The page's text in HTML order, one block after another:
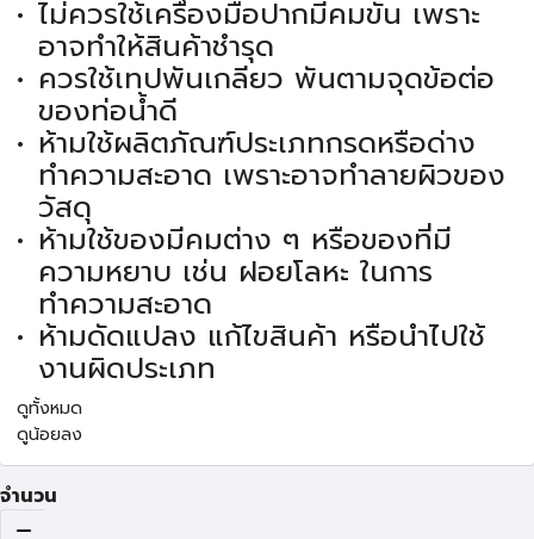
ไม่ควรใช้เครื่องมือปากมีคมขัน เพราะ
อาจทำให้สินค้าชำรุด
ควรใช้เทปพันเกลียว พันตามจุดข้อต่อ
ของท่อน้ำดี
ห้ามใช้ผลิตภัณฑ์ประเภทกรดหรือด่าง
ทำความสะอาด เพราะอาจทำลายผิวของ
วัสดุ
ห้ามใช้ของมีคมต่าง ๆ หรือของที่มี
ความหยาบ เช่น ฝอยโลหะ ในการ
ทำความสะอาด
ห้ามดัดแปลง แก้ไขสินค้า หรือนำไปใช้
งานผิดประเภท
ดูทั้งหมด
ดูน้อยลง
จำนวน